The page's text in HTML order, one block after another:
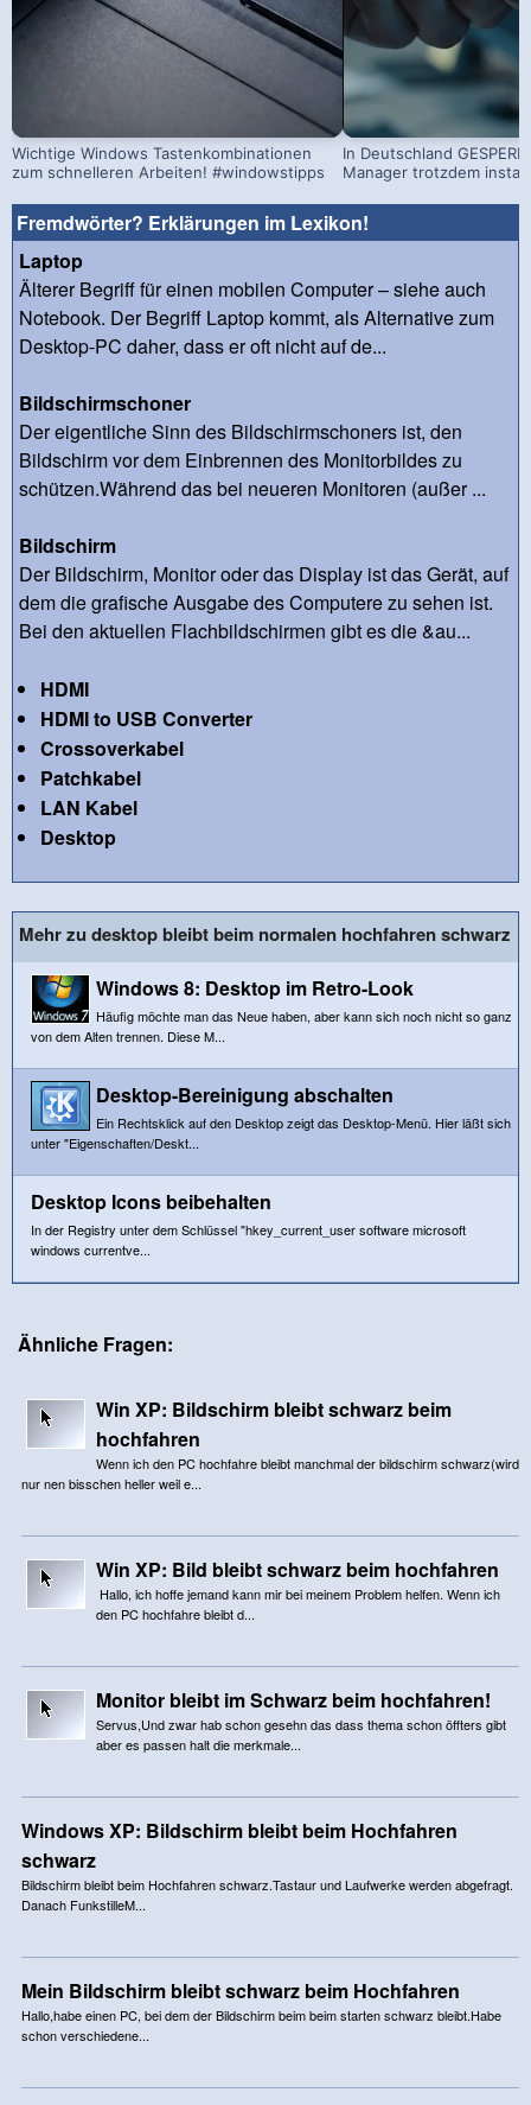
Wichtige Windows Tastenkombinationen
zum schnelleren Arbeiten! #windowstipps
In Deutschland
Manager trotzdem
Fremdwörter? Erklärungen im Lexikon!
Laptop
Älterer Begriff für einen mobilen Computer – siehe auch
Notebook. Der Begriff Laptop kommt, als Alternative zum
Desktop-PC daher, dass er oft nicht auf de...
Bildschirmschoner
Der eigentliche Sinn des Bildschirmschoners ist, den
Bildschirm vor dem Einbrennen des Monitorbildes zu
schützen.Während das bei neueren Monitoren (außer ...
Bildschirm
Der Bildschirm, Monitor oder das Display ist das Gerät, auf
dem die grafische Ausgabe des Computere zu sehen ist.
Bei den aktuellen Flachbildschirmen gibt es die &au...
HDMI
HDMI to USB Converter
Crossoverkabel
Patchkabel
LAN Kabel
Desktop
Mehr zu desktop bleibt beim normalen hochfahren schwarz
Windows 8: Desktop im Retro-Look
Häufig möchte man das Neue haben, aber kann sich noch nicht so ganz
von dem Alten trennen. Diese M...
Desktop-Bereinigung abschalten
Ein Rechtsklick auf den Desktop zeigt das Desktop-Menü. Hier läßt sich
unter "Eigenschaften/Deskt...
Desktop Icons beibehalten
In der Registry unter dem Schlüssel "hkey_current_user software microsoft
windows currentve...
Ähnliche Fragen:
Win XP: Bildschirm bleibt schwarz beim
hochfahren
Wenn ich den PC hochfahre bleibt manchmal der bildschirm schwarz(wird
nur nen bisschen heller weil e...
Win XP: Bild bleibt schwarz beim hochfahren
Hallo, ich hoffe jemand kann mir bei meinem Problem helfen. Wenn ich
den PC hochfahre bleibt d...
Monitor bleibt im Schwarz beim hochfahren!
Servus,Und zwar hab schon gesehn das dass thema schon öffters gibt
aber es passen halt die merkmale...
Windows XP: Bildschirm bleibt beim Hochfahren
schwarz
Bildschirm bleibt beim Hochfahren schwarz.Tastaur und Laufwerke werden abgefragt.
Danach FunkstilleM...
Mein Bildschirm bleibt schwarz beim Hochfahren
Hallo,habe einen PC, bei dem der Bildschirm beim beim starten schwarz bleibt.Habe
schon verschiedene...